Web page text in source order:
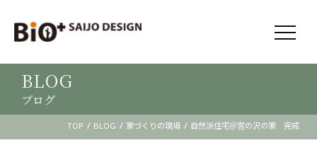
BLOG
ブログ
TOP / BLOG / 家づくりの現場 / 自然派住宅＠宮の沢の家 完成